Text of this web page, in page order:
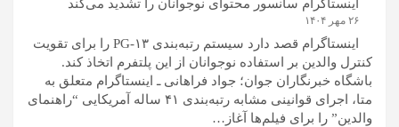
اینستاگرام سانسور محتوای نوجوانان را تشدید می‌کند
۲۶ مهر ۱۴۰۴
اینستاگرام قصد دارد سیستم رتبه‌بندی PG-۱۳ را برای تقویت
کنترل والدین بر استفاده نوجوانان از این پلتفرم اتخاذ کند.
باشگاه خبرنگاران جوان؛ جواد فراهانی ـ اینستاگرام متعلق به
متا، اجرای قوانینی مشابه رتبه‌بندی ۴۱ ساله آمریکایی “راهنمای
والدین” را برای فیلم‌ها آغاز…